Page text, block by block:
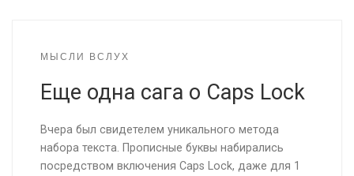
МЫСЛИ ВСЛУХ
Еще одна сага о Caps Lock
Вчера был свидетелем уникального метода
набора текста. Прописные буквы набирались
посредством включения Caps Lock, даже для 1